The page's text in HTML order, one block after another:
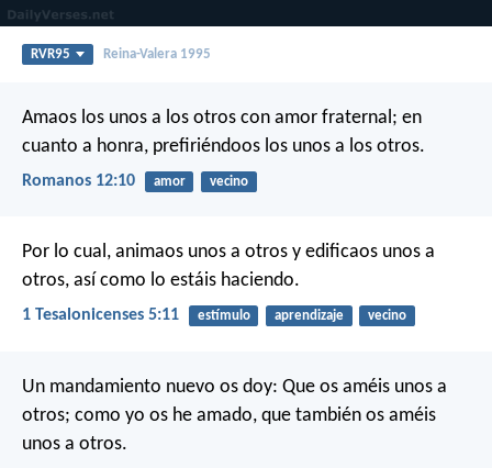
RVR95 Reina-Valera 1995
Amaos los unos a los otros con amor fraternal; en
cuanto a honra, prefiriéndoos los unos a los otros.
Romanos 12:10 amor vecino
Por lo cual, animaos unos a otros y edificaos unos a
otros, así como lo estáis haciendo.
1 Tesalonicenses 5:11 estímulo aprendizaje vecino
Un mandamiento nuevo os doy: Que os améis unos a
otros; como yo os he amado, que también os améis
unos a otros.